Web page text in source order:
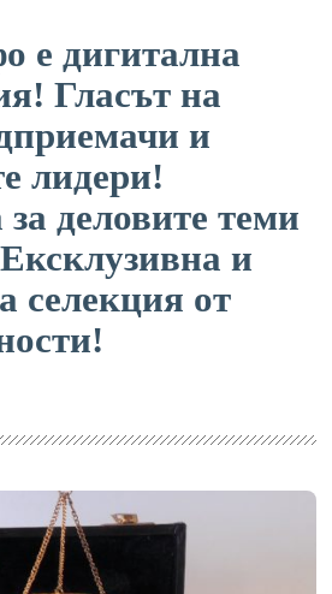
е дигитална
Гласът на
и
лидери!
деловите теми
и
селекция от